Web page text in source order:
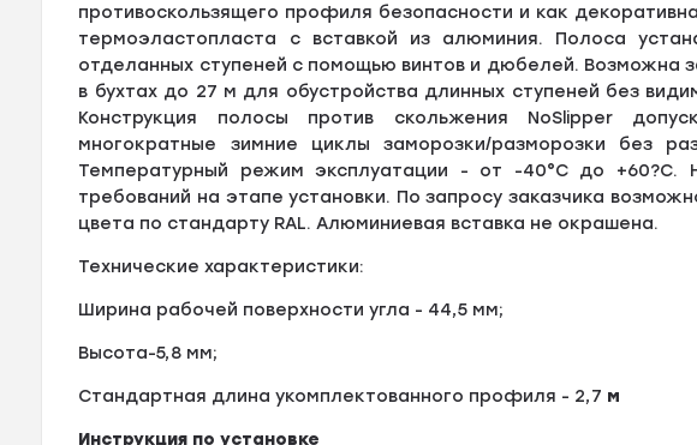
противоскользящего профиля безопасности и как
термоэластопласта с вставкой из алюминия. Полоса
отделанных ступеней с помощью винтов и дюбелей. Возможна
в бухтах до 27 м для обустройства длинных ступеней без
Конструкция полосы против скольжения NoSlipper
многократные зимние циклы заморозки/разморозки без
Температурный режим эксплуатации - от -40°С до +60?С.
требований на этапе установки. По запросу заказчика
цвета по стандарту RAL. Алюминиевая вставка не окрашена.
Технические характеристики:
Ширина рабочей поверхности угла - 44,5 мм;
Высота-5,8 мм;
Стандартная длина укомплектованного профиля - 2,7 м
Инструкция по установке